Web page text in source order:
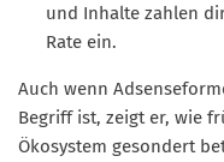
und Inhalte zahlen
Rate ein.
Auch wenn
Begriff ist, zeigt er, wie
Ökosystem gesondert